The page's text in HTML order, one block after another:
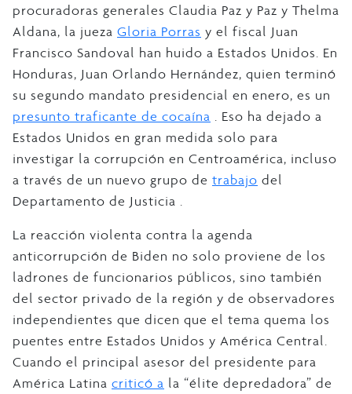
procuradoras generales Claudia Paz y Paz y Thelma
Aldana, la jueza Gloria Porras y el fiscal Juan
Francisco Sandoval han huido a Estados Unidos. En
Honduras, Juan Orlando Hernández, quien terminó
su segundo mandato presidencial en enero, es un
presunto traficante de cocaína . Eso ha dejado a
Estados Unidos en gran medida solo para
investigar la corrupción en Centroamérica, incluso
a través de un nuevo grupo de trabajo del
Departamento de Justicia .
La reacción violenta contra la agenda
anticorrupción de Biden no solo proviene de los
ladrones de funcionarios públicos, sino también
del sector privado de la región y de observadores
independientes que dicen que el tema quema los
puentes entre Estados Unidos y América Central.
Cuando el principal asesor del presidente para
América Latina criticó a la “élite depredadora” de